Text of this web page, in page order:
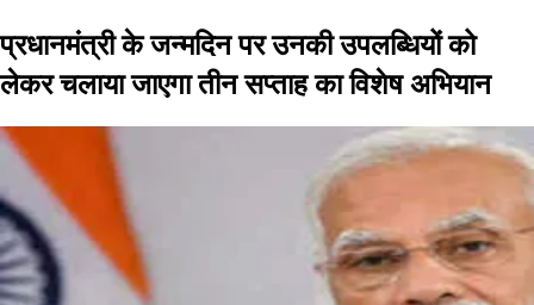
प्रधानमंत्री के जन्मदिन पर उनकी उपलब्धियों को
लेकर चलाया जाएगा तीन सप्ताह का विशेष अभियान